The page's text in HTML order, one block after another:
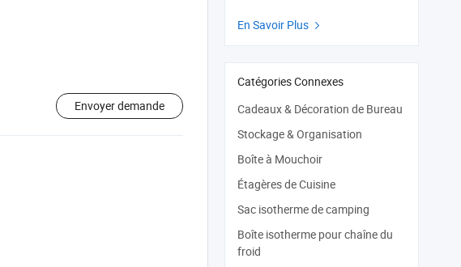
Envoyer demande
En Savoir Plus 
Catégories Connexes
Cadeaux & Décoration de Bureau
Stockage & Organisation
Boîte à Mouchoir
Étagères de Cuisine
Sac isotherme de camping
Boîte isotherme pour chaîne du
froid